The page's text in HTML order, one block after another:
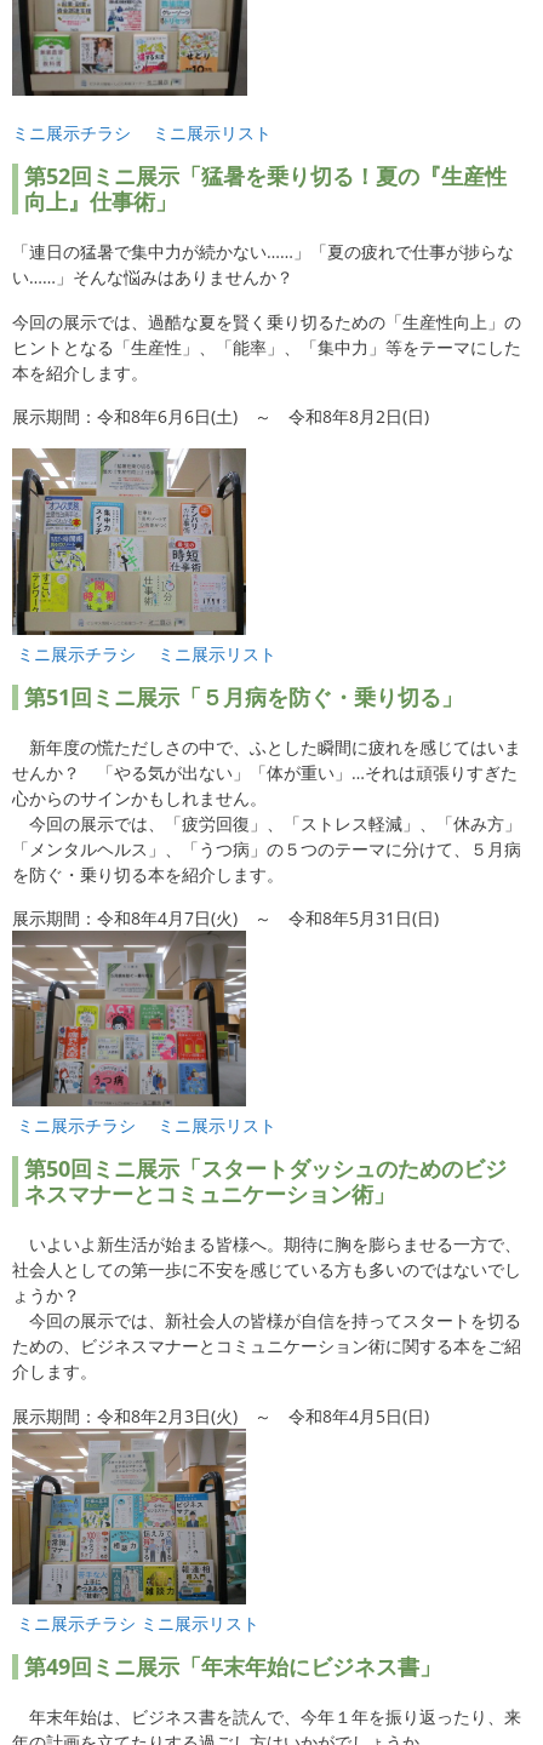
ミニ展示チラシ ミニ展示リスト
第52回ミニ展示「猛暑を乗り切る！夏の『生産性
向上』仕事術」
「連日の猛暑で集中力が続かない……」「夏の疲れで仕事が捗らな
い……」そんな悩みはありませんか？
今回の展示では、過酷な夏を賢く乗り切るための「生産性向上」の
ヒントとなる「生産性」、「能率」、「集中力」等をテーマにした
本を紹介します。
展示期間：令和8年6月6日(土) ～ 令和8年8月2日(日)
ミニ展示チラシ ミニ展示リスト
第51回ミニ展示「５月病を防ぐ・乗り切る」
新年度の慌ただしさの中で、ふとした瞬間に疲れを感じてはいま
せんか？ 「やる気が出ない」「体が重い」…それは頑張りすぎた
心からのサインかもしれません。
今回の展示では、「疲労回復」、「ストレス軽減」、「休み方」
「メンタルヘルス」、「うつ病」の５つのテーマに分けて、５月病
を防ぐ・乗り切る本を紹介します。
展示期間：令和8年4月7日(火) ～ 令和8年5月31日(日)
ミニ展示チラシ ミニ展示リスト
第50回ミニ展示「スタートダッシュのためのビジ
ネスマナーとコミュニケーション術」
いよいよ新生活が始まる皆様へ。期待に胸を膨らませる一方で、
社会人としての第一歩に不安を感じている方も多いのではないでし
ょうか？
今回の展示では、新社会人の皆様が自信を持ってスタートを切る
ための、ビジネスマナーとコミュニケーション術に関する本をご紹
介します。
展示期間：令和8年2月3日(火) ～ 令和8年4月5日(日)
ミニ展示チラシ ミニ展示リスト
第49回ミニ展示「年末年始にビジネス書」
年末年始は、ビジネス書を読んで、今年１年を振り返ったり、来